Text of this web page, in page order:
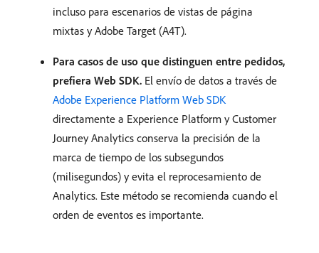
incluso para escenarios de vistas de página
mixtas y Adobe Target (A4T).
Para casos de uso que distinguen entre pedidos,
prefiera Web SDK. El envío de datos a través de
Adobe Experience Platform Web SDK
directamente a Experience Platform y Customer
Journey Analytics conserva la precisión de la
marca de tiempo de los subsegundos
(milisegundos) y evita el reprocesamiento de
Analytics. Este método se recomienda cuando el
orden de eventos es importante.